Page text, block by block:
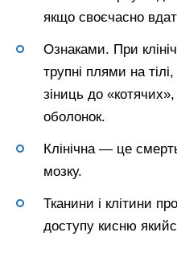
якщо своєчасно
Ознаками. При
трупні плями на
зіниць до
оболонок.
Клінічна — це
мозку.
Тканини і клітини
доступу кисню